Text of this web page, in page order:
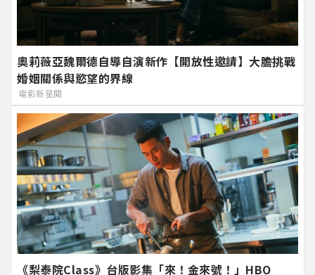
奧莉薇亞魏爾德自導自演新作【開放性邀請】大膽挑戰
婚姻關係與慾望的界線
電影新星聞
《梨泰院Class》台版影集「來！金來號！」HBO